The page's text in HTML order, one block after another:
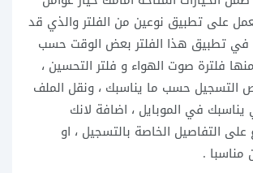
على تطبيق نوعين من الفلتر والذي قد
في تطبيق هذا الفلتر بعض الوقت حسب
فلترة صوت الهواء و فلتر التحسين ،
التسجيل حسب ما يناسبك ، ونقل الملف
يناسبك في الموبايل ، اضافة لانك
التفاصيل الخاصة بالتسجيل ، او
مناسبا .